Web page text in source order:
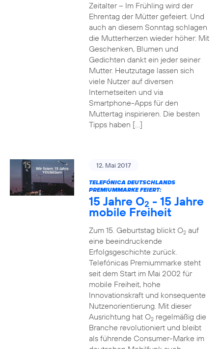
Zeitalter – Im Frühling wird der
Ehrentag der Mütter gefeiert. Und
auch an diesem Sonntag schlagen
die Mutterherzen wieder höher: Mit
Geschenken, Blumen und
Gedichten dankt ein jeder seiner
Mutter. Heutzutage lassen sich
viele Nutzer auf diversen
Internetseiten und via
Smartphone-Apps für den
Muttertag inspirieren. Die besten
Tipps haben […]
12. Mai 2017
TELEFÓNICA DEUTSCHLANDS
PREMIUMMARKE FEIERT:
15 Jahre O2 - 15 Jahre
mobile Freiheit
Zum 15. Geburtstag blickt O2auf
eine beeindruckende
Erfolgsgeschichte zurück.
Telefónicas Premiummarke steht
seit dem Start im Mai 2002 für
mobile Freiheit, hohe
Innovationskraft und konsequente
Nutzenorientierung. Mit dieser
Ausrichtung hat O2regelmäßig die
Branche revolutioniert und bleibt
als führende Consumer-Marke im